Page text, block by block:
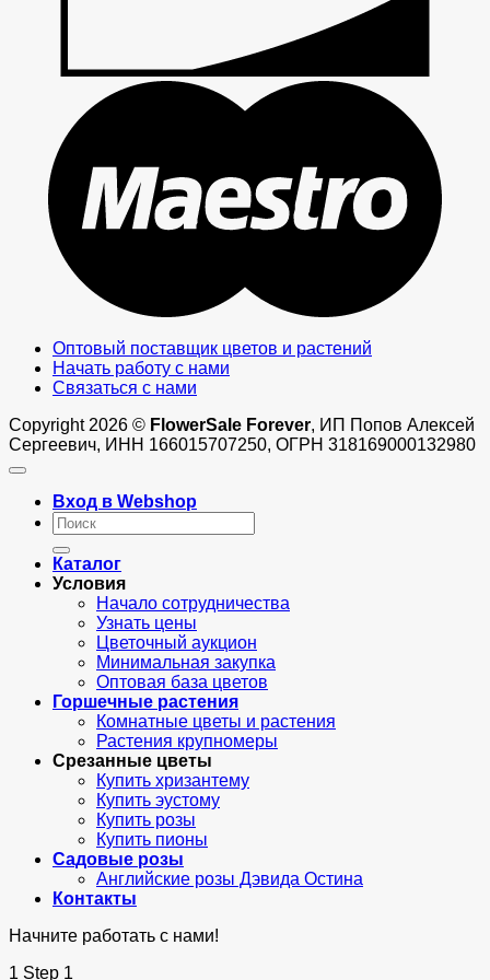
Оптовый поставщик цветов и растений
Начать работу с нами
Связаться с нами
Copyright 2026 © FlowerSale Forever, ИП Попов Алексей
Сергеевич, ИНН 166015707250, ОГРН 318169000132980
Вход в Webshop
Искать:
Каталог
Условия
Начало сотрудничества
Узнать цены
Цветочный аукцион
Минимальная закупка
Оптовая база цветов
Горшечные растения
Комнатные цветы и растения
Растения крупномеры
Срезанные цветы
Купить хризантему
Купить эустому
Купить розы
Купить пионы
Садовые розы
Английские розы Дэвида Остина
Контакты
Начните работать с нами!
1 Step 1